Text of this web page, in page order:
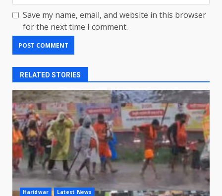
Save my name, email, and website in this browser
for the next time I comment.
RELATED STORIES
Haridwar Latest News